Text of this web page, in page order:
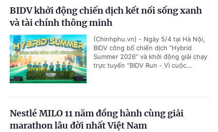
BIDV khởi động chiến dịch kết nối sống xanh
và tài chính thông minh
(Chinhphu.vn) - Ngày 5/4 tại Hà Nội,
BIDV công bố chiến dịch “Hybrid
Summer 2026” và khởi động giải chạy
trực tuyến “BIDV Run - Vì cuộc...
Nestlé MILO 11 năm đồng hành cùng giải
marathon lâu đời nhất Việt Nam